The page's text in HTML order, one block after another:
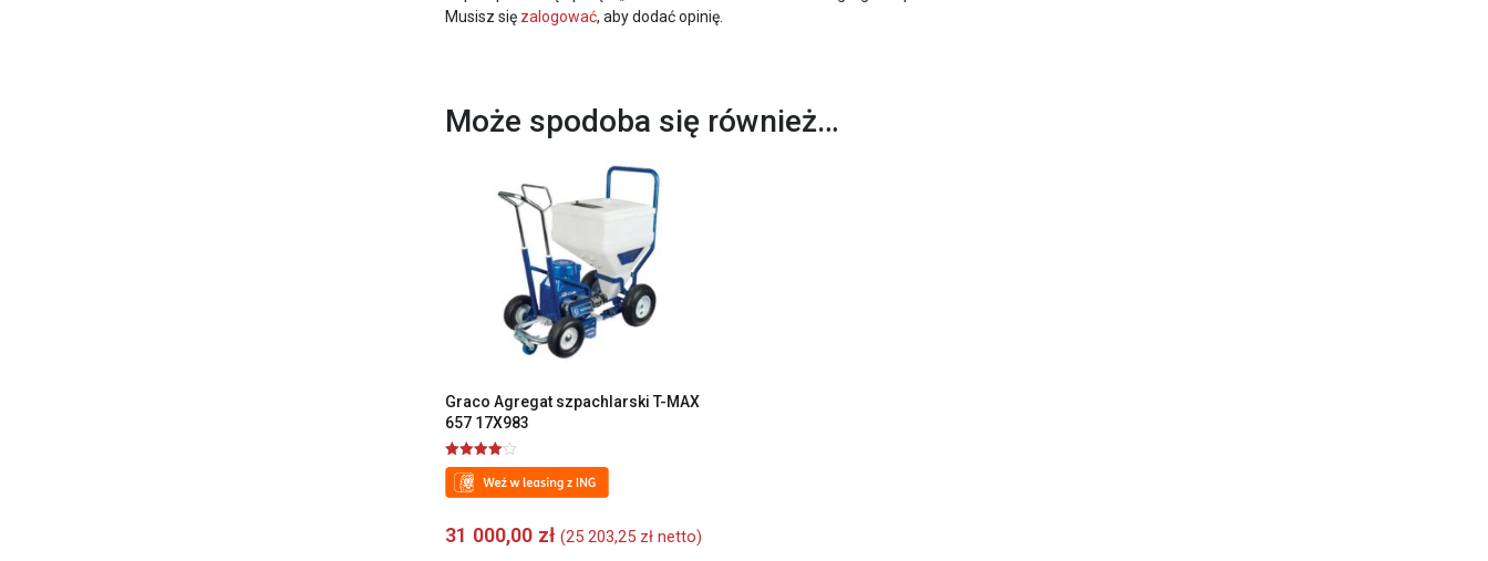
Musisz się zalogować, aby dodać opinię.
Może spodoba się również…
Graco Agregat szpachlarski T-MAX
657 17X983
Oceniono
4.00
na 5
31 000,00 zł (25 203,25 zł netto)